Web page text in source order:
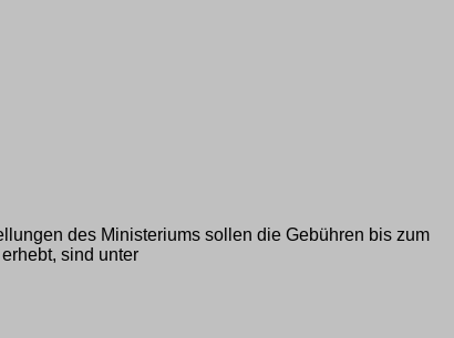
des Ministeriums sollen die Gebühren bis zum
sind unter